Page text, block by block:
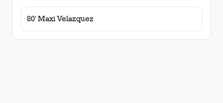
80' Maxi Velazquez